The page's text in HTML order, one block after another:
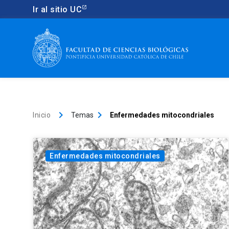
Ir al sitio UC
Inicio keyboard_arrow_right Temas keyboard_arrow_right Enfermedades mitocondriales
Enfermedades mitocondriales